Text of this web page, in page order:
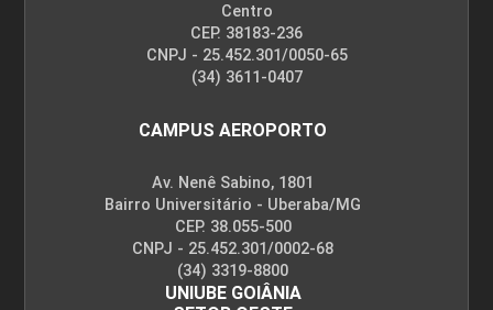
Centro
CEP. 38183-236
CNPJ - 25.452.301/0050-65
(34) 3611-0407
CAMPUS AEROPORTO
Av. Nenê Sabino, 1801
Bairro Universitário - Uberaba/MG
CEP. 38.055-500
CNPJ - 25.452.301/0002-68
(34) 3319-8800
UNIUBE GOIÂNIA